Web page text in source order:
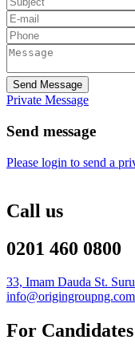
Send Message
Private Message
Send message
Please login to send a
Call us
0201 460 0800
33, Imam Dauda St.
info@origingroupng.com
For Candidates